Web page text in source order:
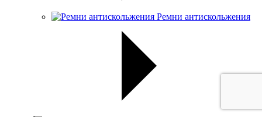
Ремни антискольжения